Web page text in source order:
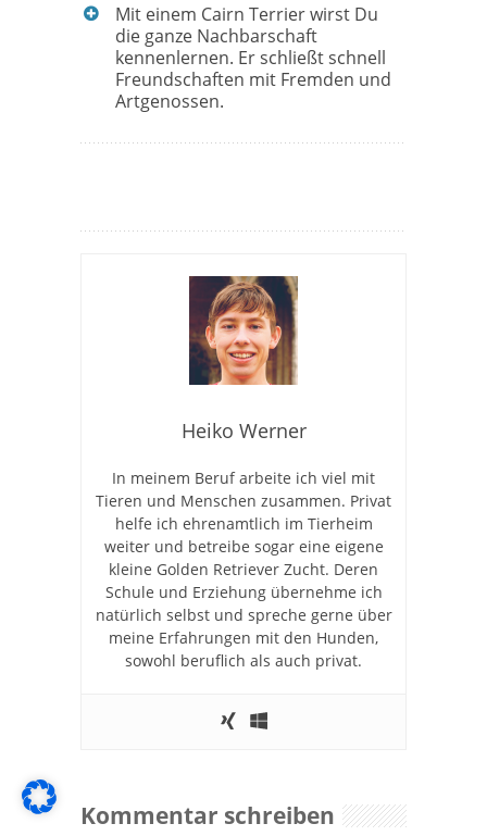
Mit einem Cairn Terrier wirst Du
die ganze Nachbarschaft
kennenlernen. Er schließt schnell
Freundschaften mit Fremden und
Artgenossen.
Heiko Werner
In meinem Beruf arbeite ich viel mit
Tieren und Menschen zusammen. Privat
helfe ich ehrenamtlich im Tierheim
weiter und betreibe sogar eine eigene
kleine Golden Retriever Zucht. Deren
Schule und Erziehung übernehme ich
natürlich selbst und spreche gerne über
meine Erfahrungen mit den Hunden,
sowohl beruflich als auch privat.
Kommentar schreiben